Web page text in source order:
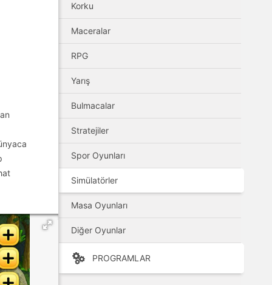
Korku
Maceralar
RPG
Yarış
Bulmacalar
Stratejiler
Spor Oyunları
Simülatörler
Masa Oyunları
Diğer Oyunlar
PROGRAMLAR